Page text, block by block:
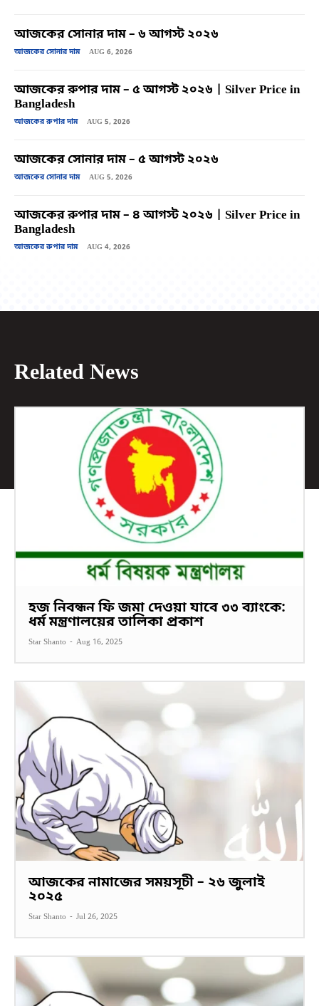
আজকের সোনার দাম – ৬ আগস্ট ২০২৬
আজকের সোনার দাম AUG 6, 2026
আজকের রুপার দাম – ৫ আগস্ট ২০২৬ | Silver Price in
Bangladesh
আজকের রুপার দাম AUG 5, 2026
আজকের সোনার দাম – ৫ আগস্ট ২০২৬
আজকের সোনার দাম AUG 5, 2026
আজকের রুপার দাম – ৪ আগস্ট ২০২৬ | Silver Price in
Bangladesh
আজকের রুপার দাম AUG 4, 2026
Related News
হজ নিবন্ধন ফি জমা দেওয়া যাবে ৩৩ ব্যাংকে:
ধর্ম মন্ত্রণালয়ের তালিকা প্রকাশ
Star Shanto - Aug 16, 2025
আজকের নামাজের সময়সূচী – ২৬ জুলাই
২০২৫
Star Shanto - Jul 26, 2025